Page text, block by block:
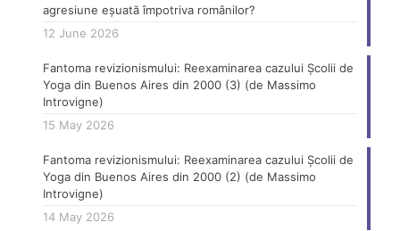
agresiune eșuată împotriva românilor?
12 June 2026
Fantoma revizionismului: Reexaminarea cazului Școlii de
Yoga din Buenos Aires din 2000 (3) (de Massimo
Introvigne)
15 May 2026
Fantoma revizionismului: Reexaminarea cazului Școlii de
Yoga din Buenos Aires din 2000 (2) (de Massimo
Introvigne)
14 May 2026